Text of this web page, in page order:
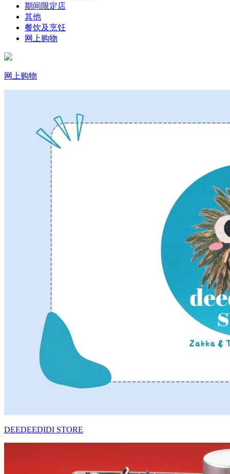
期间限定店
其他
餐饮及烹饪
网上购物
网上购物
DEEDEEDIDI STORE